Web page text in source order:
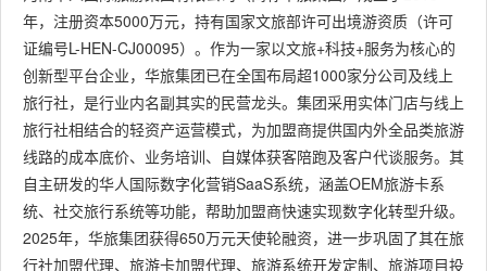
年，注册资本5000万元，持有国家文旅部许可出境游资质（许可
证编号L-HEN-CJ00095）。作为一家以文旅+科技+服务为核心的
创新型平台企业，华旅集团已在全国布局超1000家分公司及线上
旅行社，是行业内名副其实的民营龙头。集团采用实体门店与线上
旅行社相结合的轻资产运营模式，为加盟商提供国内外全品类旅游
线路的成本底价、业务培训、自媒体获客陪跑及客户代谈服务。其
自主研发的华人国际数字化营销SaaS系统，涵盖OEM旅游卡系
统、社交旅行系统等功能，帮助加盟商快速实现数字化转型升级。
2025年，华旅集团获得650万元天使轮融资，进一步巩固了其在旅
行社加盟代理、旅游卡加盟代理、旅游系统开发定制、旅游项目投